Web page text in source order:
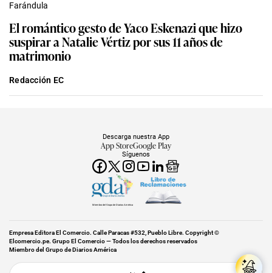
Farándula
El romántico gesto de Yaco Eskenazi que hizo
suspirar a Natalie Vértiz por sus 11 años de
matrimonio
Redacción EC
Síguenos
Descarga nuestra App
App StoreGoogle Play
Miembro del Grupo de Diarios América
Empresa Editora El Comercio. Calle Paracas #532, Pueblo Libre. Copyright ©
Elcomercio.pe. Grupo El Comercio — Todos los derechos reservados
Miembro del Grupo de Diarios América